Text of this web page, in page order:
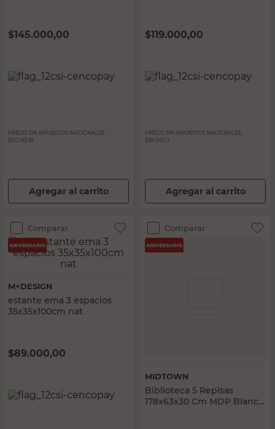
$145.000,00
PRECIO SIN IMPUESTOS NACIONALES:
$110.743,81
Agregar al carrito
$119.000,00
PRECIO SIN IMPUESTOS NACIONALES:
$98.347,11
Agregar al carrito
Comparar
M+DESIGN
estante ema 3 espacios
35x35x100cm nat
$89.000,00
Comparar
MIDTOWN
Biblioteca 5 Repisas
178x63x30 Cm MDP Blanco